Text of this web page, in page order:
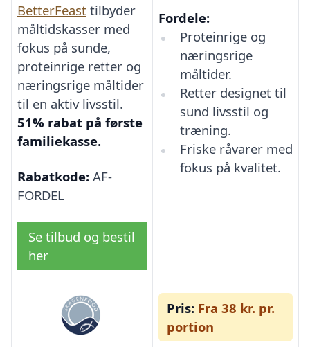
BetterFeast tilbyder
måltidskasser med
fokus på sunde,
proteinrige retter og
næringsrige måltider
til en aktiv livsstil.
51% rabat på første
familiekasse.
Rabatkode: AF-
FORDEL
Se tilbud og bestil
her
Fordele:
Proteinrige og
næringsrige
måltider.
Retter designet til
sund livsstil og
træning.
Friske råvarer med
fokus på kvalitet.
Pris: Fra 38 kr. pr.
portion